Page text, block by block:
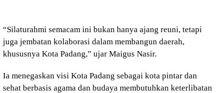
“Silaturahmi semacam ini bukan hanya ajang reuni, tetapi
juga jembatan kolaborasi dalam membangun daerah,
khususnya Kota Padang,” ujar Maigus Nasir.
Ia menegaskan visi Kota Padang sebagai kota pintar dan
sehat berbasis agama dan budaya membutuhkan keterlibatan